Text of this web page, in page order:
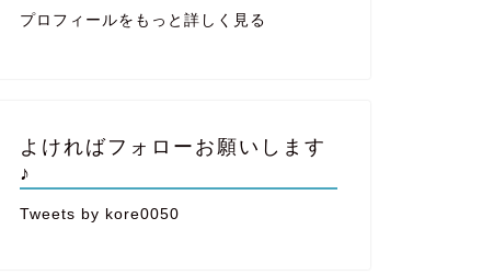
プロフィールをもっと詳しく見る
よければフォローお願いします
♪
Tweets by kore0050